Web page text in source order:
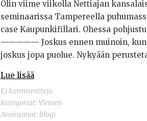
Olin viime viikolla Nettiajan
seminaarissa Tampereella
case Kaupunkifillari. Ohessa
————— Joskus ennen muinoin, kun
joskus jopa puolue. Nykyään
Lue lisää
Ei kommentteja
Kategoriat: Yleinen
Avainsanat: blogi